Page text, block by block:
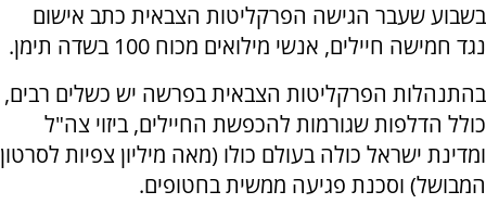
בשבוע שעבר הגישה הפרקליטות הצבאית כתב אישום
נגד חמישה חיילים, אנשי מילואים מכוח 100 בשדה תימן.
בהתנהלות הפרקליטות הצבאית בפרשה יש כשלים רבים,
כולל הדלפות שגורמות להכפשת החיילים, ביזוי צה"ל
ומדינת ישראל כולה בעולם כולו (מאה מיליון צפיות לסרטון
המבושל) וסכנת פגיעה ממשית בחטופים.